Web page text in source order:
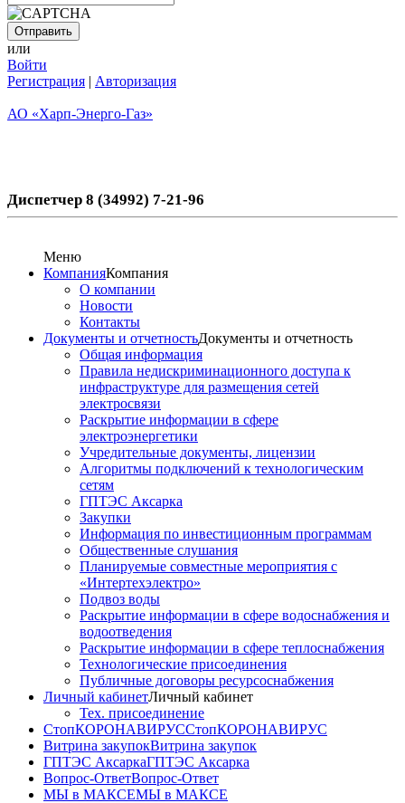
или
Войти
Регистрация | Авторизация
АО «Харп-Энерго-Газ»
Диспетчер 8 (34992) 7-21-96
Меню
КомпанияКомпания
О компании
Новости
Контакты
Документы и отчетностьДокументы и отчетность
Общая информация
Правила недискриминационного доступа к
инфраструктуре для размещения сетей
электросвязи
Раскрытие информации в сфере
электроэнергетики
Учредительные документы, лицензии
Алгоритмы подключений к технологическим
сетям
ГПТЭС Аксарка
Закупки
Информация по инвестиционным программам
Общественные слушания
Планируемые совместные мероприятия с
«Интертехэлектро»
Подвоз воды
Раскрытие информации в сфере водоснабжения и
водоотведения
Раскрытие информации в сфере теплоснабжения
Технологические присоединения
Публичные договоры ресурсоснабжения
Личный кабинетЛичный кабинет
Тех. присоединение
СтопКОРОНАВИРУССтопКОРОНАВИРУС
Витрина закупокВитрина закупок
ГПТЭС АксаркаГПТЭС Аксарка
Вопрос-ОтветВопрос-Ответ
МЫ в МАКСЕМЫ в МАКСЕ